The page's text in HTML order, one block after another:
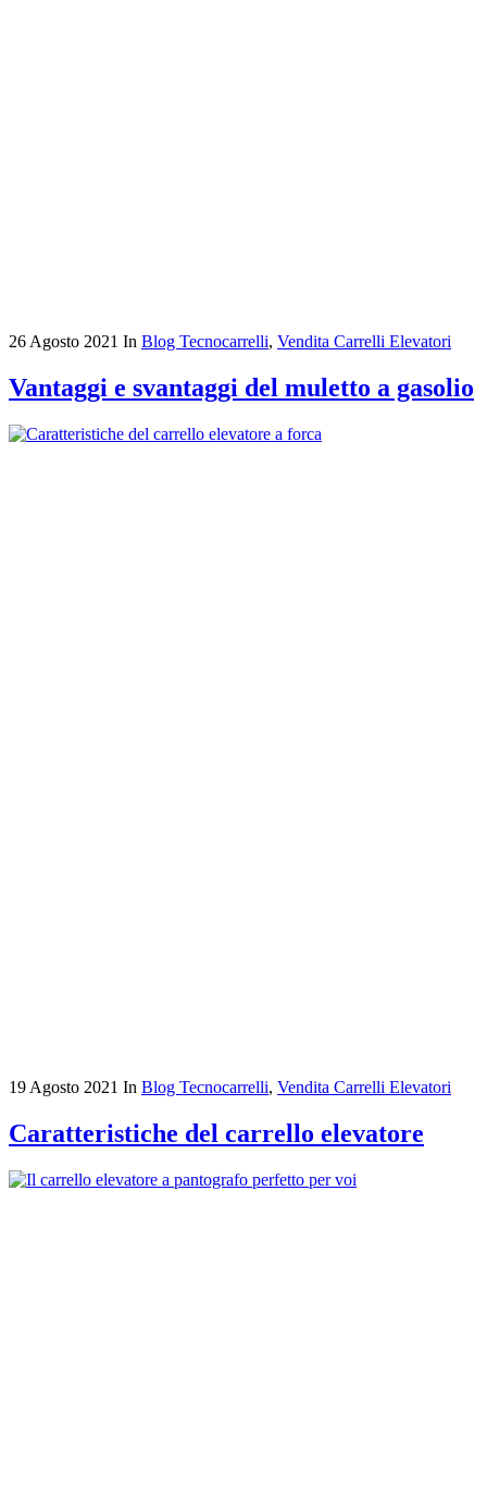
26 Agosto 2021 In Blog Tecnocarrelli, Vendita Carrelli Elevatori
Vantaggi e svantaggi del muletto a gasolio
19 Agosto 2021 In Blog Tecnocarrelli, Vendita Carrelli Elevatori
Caratteristiche del carrello elevatore